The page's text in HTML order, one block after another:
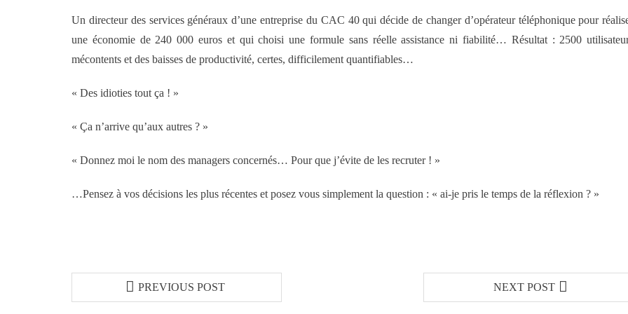
Un directeur des services généraux d’une entreprise du CAC 40 qui décide de changer d’opérateur téléphonique pour
une économie de 240 000 euros et qui choisi une formule sans réelle assistance ni fiabilité… Résultat : 2500
mécontents et des baisses de productivité, certes, difficilement quantifiables…
« Des idioties tout ça ! »
« Ça n’arrive qu’aux autres ? »
« Donnez moi le nom des managers concernés… Pour que j’évite de les recruter ! »
…Pensez à vos décisions les plus récentes et posez vous simplement la question : « ai-je pris le temps de la réflexion ? »
PREVIOUS POST NEXT POST